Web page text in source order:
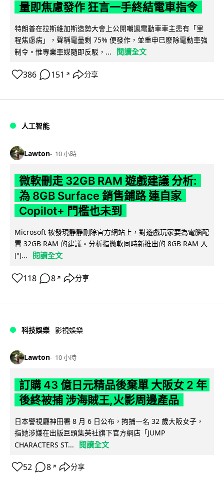
量即焦慮發作 狂言一手終結電車指令
特朗普在拉斯維加斯造勢大會上公開嘲諷電動車車主患有「里
程焦慮病」，聲稱電量剩 75% 便發作，並重申已廢除電動車強
制令。惟專業車媒隨即反駁，...
閱讀全文
386 151 ↗ 分享
人工智能
Lawton 10 小時
微軟刪走 32GB RAM 遊戲建議 分析:
為 8GB Surface 銷售鋪路 連自家
Copilot+ 門檻也未到
Microsoft 被發現靜靜刪除官方網站上，對遊戲玩家要為電腦配
置 32GB RAM 的建議。分析指微軟同時新推出的 8GB RAM 入
門...
閱讀全文
118 8 ↗ 分享
科技娛樂 影視娛樂
Lawton 10 小時
訂購 43 億日元精品後棄單 大阪女 2 年
後終被捕 涉海賊王,火影周邊產品
日本警視廳神田署 8 月 6 日公布，拘捕一名 32 歲大阪女子，
指她涉嫌在出版巨頭集英社旗下官方網店「JUMP
CHARACTERS ST...
閱讀全文
52 8 ↗ 分享